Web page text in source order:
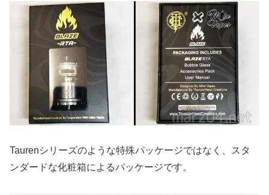
Taurenシリーズのような特殊パッケージではなく、スタ
ンダードな化粧箱によるパッケージです。